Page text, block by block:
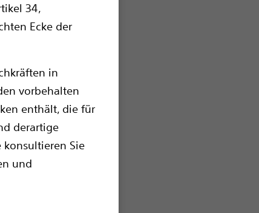
34,
Ecke der
in
vorbehalten
enthält, die für
derartige
konsultieren Sie
und